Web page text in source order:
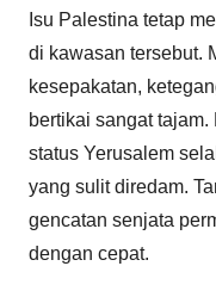
Isu Palestina tetap
di kawasan tersebut.
kesepakatan,
bertikai sangat
status Yerusalem
yang sulit diredam.
gencatan senjata
dengan cepat.